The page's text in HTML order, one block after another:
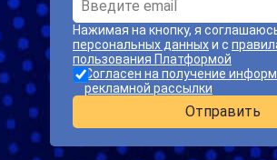
Нажимая на кнопку, я
персональных данныхи с
пользования Платформой
Согласен на получение
рекламной рассылки
Отправить